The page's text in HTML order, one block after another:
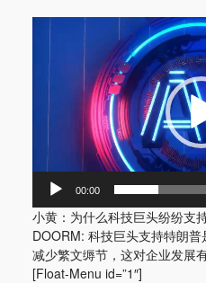
00:00
小黄：为什么科技巨头纷纷支
DOORM: 科技巨头支持特朗普
减少繁文缛节，这对企业发展有
[Float-Menu id=”1″]